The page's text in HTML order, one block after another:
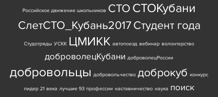
Российское движение школьников СТО СТОКубани
СлетСТО_Кубань2017Студент года
Студотряды УСКК ЦМИКК автопоезд вебинар волонтерство
доброволецКубани доброволецРоссии
добровольцы добровольчество доброкуб конкурс
лидер 21 века лучшие 93 профессии наставничество наука поиск